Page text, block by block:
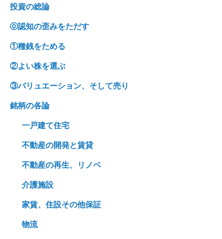
投資の総論
⓪認知の歪みをただす
①種銭をためる
②よい株を選ぶ
③バリュエーション、そして売り
銘柄の各論
一戸建て住宅
不動産の開発と賃貸
不動産の再生、リノベ
介護施設
家賃、住設その他保証
物流